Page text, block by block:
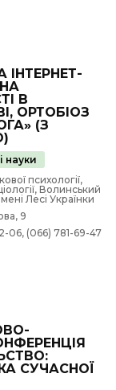
ІНТЕРНЕТ-
В
ОРТОБІОЗ
(З
науки
психології,
Волинський
Лесі Українки
9
06, (066) 781-69-47
СУЧАСНОЇ